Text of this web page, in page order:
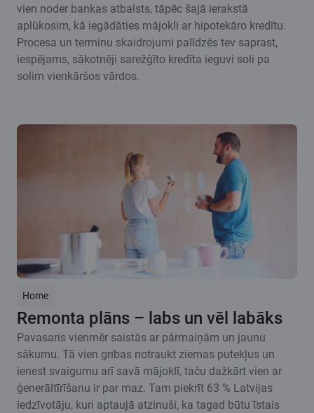
vien noder bankas atbalsts, tāpēc šajā ierakstā
aplūkosim, kā iegādāties mājokli ar hipotekāro kredītu.
Procesa un terminu skaidrojumi palīdzēs tev saprast,
iespējams, sākotnēji sarežģīto kredīta ieguvi soli pa
solim vienkāršos vārdos.
Home
Remonta plāns – labs un vēl labāks
Pavasaris vienmēr saistās ar pārmaiņām un jaunu
sākumu. Tā vien gribas notraukt ziemas putekļus un
ienest svaigumu arī savā mājoklī, taču dažkārt vien ar
ģenerāltīrīšanu ir par maz. Tam piekrīt 63 % Latvijas
iedzīvotāju, kuri aptaujā atzinuši, ka tagad būtu īstais